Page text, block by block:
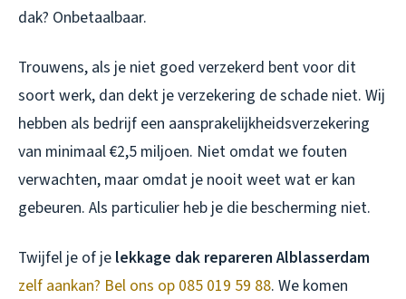
dak? Onbetaalbaar.
Trouwens, als je niet goed verzekerd bent voor dit
soort werk, dan dekt je verzekering de schade niet. Wij
hebben als bedrijf een aansprakelijkheidsverzekering
van minimaal €2,5 miljoen. Niet omdat we fouten
verwachten, maar omdat je nooit weet wat er kan
gebeuren. Als particulier heb je die bescherming niet.
Twijfel je of je lekkage dak repareren Alblasserdam
zelf aankan? Bel ons op 085 019 59 88. We komen